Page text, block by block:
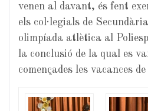
venen al davant, és fent
els col·legials de
olimpíada atlètica al
la conclusió de la qual es
començades les vacances